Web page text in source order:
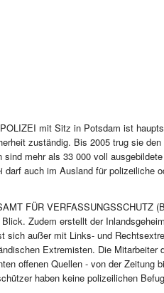
mit Sitz in Potsdam ist
zuständig. Bis 2005 trug sie
sind mehr als 33 000 voll
darf auch im Ausland für polizeiliche
FÜR VERFASSUNGSSCHUTZ
Zudem erstellt der
sich außer mit Links- und
Extremisten. Die
offenen Quellen - von der Zeitung
haben keine polizeilichen